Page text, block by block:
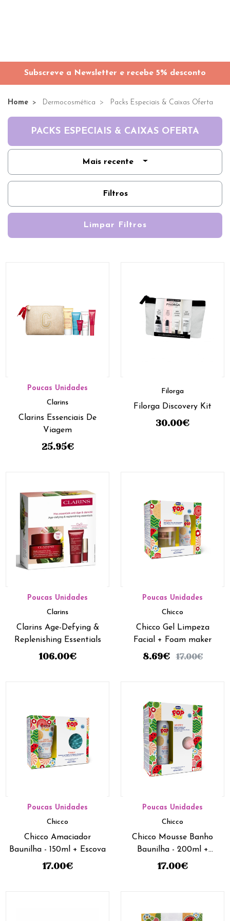
Subscreve a Newsletter e recebe 5% desconto
Home Dermocosmética Packs Especiais & Caixas Oferta
PACKS ESPECIAIS & CAIXAS OFERTA
Mais recente
Filtros
Limpar Filtros
Poucas Unidades
Clarins
Clarins Essenciais De
Viagem
25.95€
Filorga
Filorga Discovery Kit
30.00€
Poucas Unidades
Clarins
Clarins Age-Defying &
Replenishing Essentials
106.00€
Poucas Unidades
Chicco
Chicco Gel Limpeza
Facial + Foam maker
8.69€ 17.00€
Poucas Unidades
Chicco
Chicco Amaciador
Baunilha - 150ml + Escova
17.00€
Poucas Unidades
Chicco
Chicco Mousse Banho
Baunilha - 200ml +
Toalha Cabelo
17.00€